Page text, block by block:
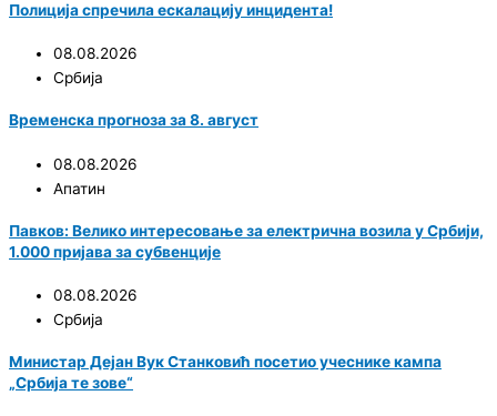
Полиција спречила ескалацију инцидента!
08.08.2026
Србија
Временска прогноза за 8. август
08.08.2026
Апатин
Павков: Велико интересовање за електрична возила у Србији,
1.000 пријава за субвенције
08.08.2026
Србија
Министар Дејан Вук Станковић посетио учеснике кампа
„Србија те зове“